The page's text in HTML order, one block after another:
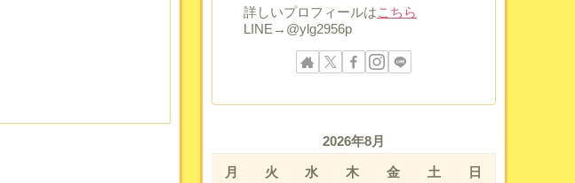
詳しいプロフィールはこちら
LINE→@ylg2956p
2026年8月
月 火 水 木 金 土
日